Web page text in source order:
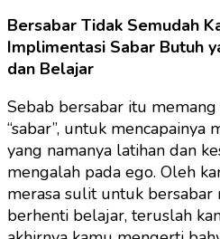
Bersabar Tidak Semudah
Implimentasi Sabar Butuh
dan Belajar
Sebab bersabar itu
“sabar”, untuk
yang namanya latihan dan
mengalah pada ego. Oleh
merasa sulit untuk bersabar
berhenti belajar, teruslah